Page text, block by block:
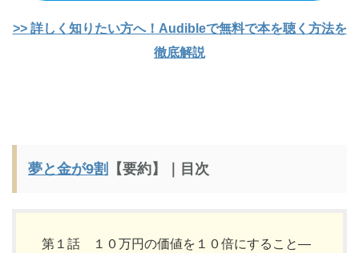
>> 詳しく知りたい方へ！Audibleで無料で本を聴く方法を
徹底解説
夢と金が9割 【要約】｜目次
第１話 １０万円の価値を１０倍にすること―